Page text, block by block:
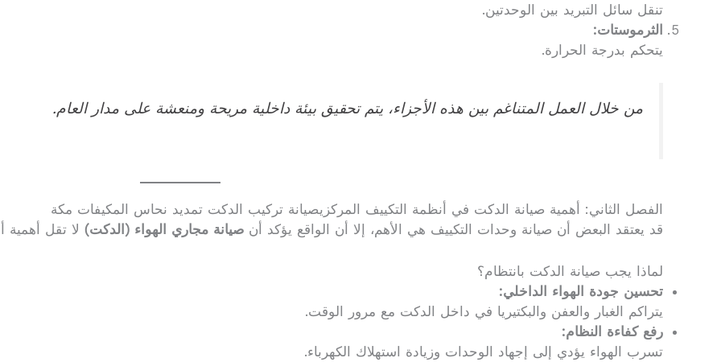
تنقل سائل التبريد بين الوحدتين.
الثرموستات:
يتحكم بدرجة الحرارة.
من خلال العمل المتناغم بين هذه الأجزاء، يتم تحقيق بيئة داخلية مريحة ومنعشة على مدار العام.
الفصل الثاني: أهمية صيانة الدكت في أنظمة التكييف المركزيصيانة تركيب الدكت تمديد نحاس المكيفات مكة
قد يعتقد البعض أن صيانة وحدات التكييف هي الأهم، إلا أن الواقع يؤكد أن صيانة مجاري الهواء (الدكت) لا تقل أهمية
لماذا يجب صيانة الدكت بانتظام؟
تحسين جودة الهواء الداخلي:
يتراكم الغبار والعفن والبكتيريا في داخل الدكت مع مرور الوقت.
رفع كفاءة النظام:
تسرب الهواء يؤدي إلى إجهاد الوحدات وزيادة استهلاك الكهرباء.